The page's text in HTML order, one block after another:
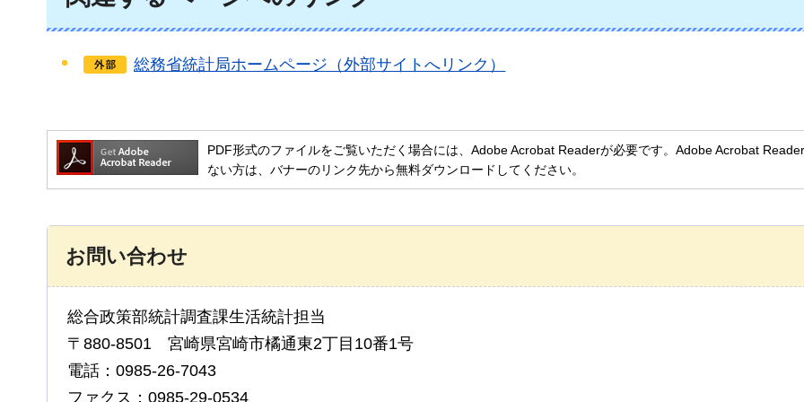
総務省統計局ホームページ（外部サイトへリンク）
PDF形式のファイルをご覧いただく場合には、Adobe Acrobat Readerが必要です。Adobe Acrobat
ない方は、バナーのリンク先から無料ダウンロードしてください。
お問い合わせ
総合政策部統計調査課生活統計担当
〒880-8501 宮崎県宮崎市橘通東2丁目10番1号
電話：0985-26-7043
ファクス：0985-29-0534